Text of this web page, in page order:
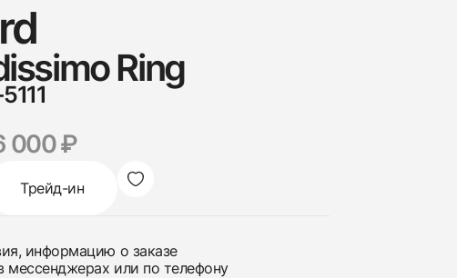
Ring
000 ₽
Трейд-ин
информацию о заказе
мессенджерах или по телефону